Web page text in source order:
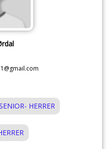
HERRER